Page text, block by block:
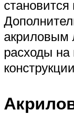
акриловым
расходы на